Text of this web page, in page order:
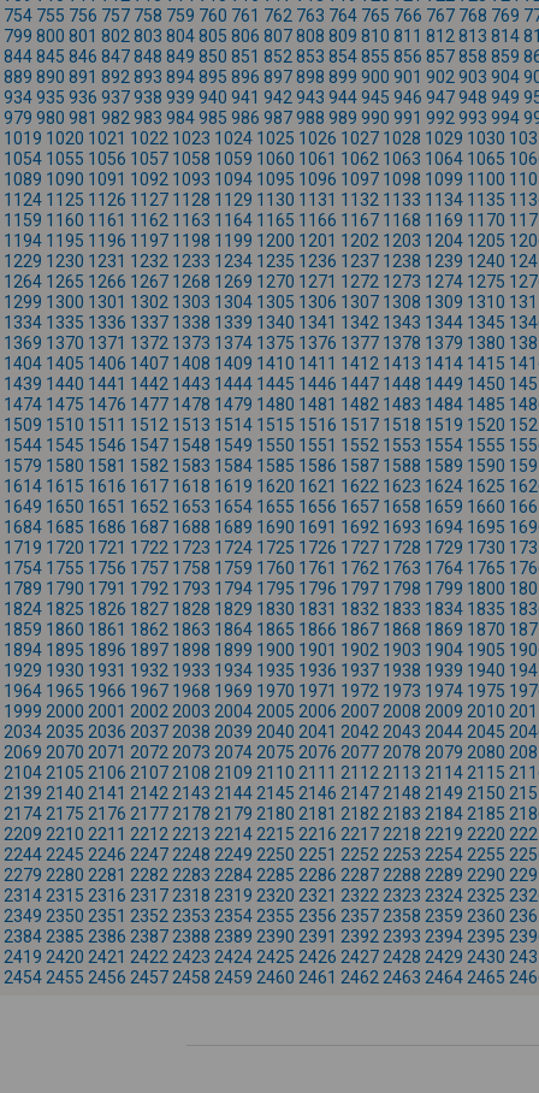
754 755 756 757 758 759 760 761 762 763 764 765 766 767 768 769
799 800 801 802 803 804805 806 807808 809 810 811 812 813 814
844845 846 847848 849 850 851 852 853 854855 856 857858 859
889 890 891 892 893 894895 896 897898 899 900 901 902 903 904
934935 936 937938 939 940 941 942 943 944945 946 947948 949
979 980 981 982 983 984985 986 987988 989 990 991 992 993 994
1019 1020 1021 1022 1023 1024 1025 1026 1027 1028 1029 1030
1054 1055 1056 1057 1058 1059 1060 1061 1062 1063 1064 1065
1089 1090 1091 1092 1093 1094 1095 1096 1097 1098 1099 1100
1124 1125 1126 1127 1128 1129 1130 1131 1132 1133 1134 1135
1159 1160 1161 1162 1163 1164 1165 1166 1167 1168 1169 1170
1194 1195 1196 1197 1198 1199 1200 1201 1202 1203 1204 1205
1229 1230 1231 1232 1233 1234 1235 1236 1237 1238 1239 1240
1264 1265 1266 1267 1268 1269 1270 1271 1272 1273 1274 1275
1299 1300 1301 1302 1303 1304 1305 1306 1307 1308 1309 1310
1334 1335 1336 1337 1338 1339 1340 1341 1342 1343 1344 1345
1369 1370 1371 1372 1373 1374 1375 1376 1377 1378 1379 1380
1404 1405 1406 1407 1408 1409 1410 1411 1412 1413 1414 1415
1439 1440 1441 1442 1443 1444 1445 1446 1447 1448 1449 1450
1474 1475 1476 1477 1478 1479 1480 1481 1482 1483 1484 1485
1509 1510 1511 1512 1513 1514 1515 1516 1517 1518 1519 1520
1544 1545 1546 1547 1548 1549 1550 1551 1552 1553 1554 1555
1579 1580 1581 1582 1583 1584 1585 1586 1587 1588 1589 1590
1614 1615 1616 1617 1618 1619 1620 1621 1622 1623 1624 1625
1649 1650 1651 1652 1653 1654 1655 1656 1657 1658 1659 1660
1684 1685 1686 1687 1688 1689 1690 1691 1692 1693 1694 1695
1719 1720 1721 1722 1723 1724 1725 1726 1727 1728 1729 1730
1754 1755 1756 1757 1758 1759 1760 1761 1762 1763 1764 1765
1789 1790 1791 1792 1793 1794 1795 1796 1797 1798 1799 1800
1824 1825 1826 1827 1828 1829 1830 1831 1832 1833 1834 1835
1859 1860 1861 1862 1863 1864 1865 1866 1867 1868 1869 1870
1894 1895 1896 1897 1898 1899 1900 1901 1902 1903 1904 1905
1929 1930 1931 1932 1933 1934 1935 1936 1937 1938 1939 1940
1964 1965 1966 1967 1968 1969 1970 1971 1972 1973 1974 1975
1999 2000 2001 2002 2003 2004 2005 2006 2007 2008 2009 2010
2034 2035 2036 2037 2038 2039 2040 2041 2042 2043 2044 2045
2069 2070 2071 2072 2073 2074 2075 2076 2077 2078 2079 2080
2104 2105 2106 2107 2108 2109 2110 2111 2112 2113 2114 2115
2139 2140 2141 2142 2143 2144 2145 2146 2147 2148 2149 2150
2174 2175 2176 2177 2178 2179 2180 2181 2182 2183 2184 2185
2209 2210 2211 2212 2213 2214 2215 2216 2217 2218 2219 2220
2244 2245 2246 2247 2248 2249 2250 2251 2252 2253 2254 2255
2279 2280 2281 2282 2283 2284 2285 2286 2287 2288 2289 2290
2314 2315 2316 2317 2318 2319 2320 2321 2322 2323 2324 2325
2349 2350 2351 2352 2353 2354 2355 2356 2357 2358 2359 2360
2384 2385 2386 2387 2388 2389 2390 2391 2392 2393 2394 2395
2419 2420 2421 2422 2423 2424 2425 2426 2427 2428 2429 2430
2454 2455 2456 2457 2458 2459 2460 2461 2462 2463 2464 2465